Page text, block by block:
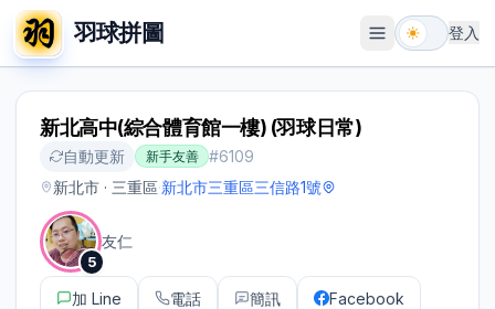
羽球拼圖 開啟選單
登入
新北高中(綜合體育館一樓) (羽球日常)
自動更新 新手友善 #6109
新北市 · 三重區·新北市三重區三信路1號
5
友仁
加 Line 電話 簡訊 Facebook